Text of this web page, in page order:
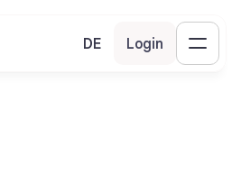
DE Login